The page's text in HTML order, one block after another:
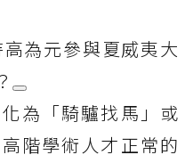
為元參與夏威夷大
為「騎驢找馬」或
階學術人才正常的